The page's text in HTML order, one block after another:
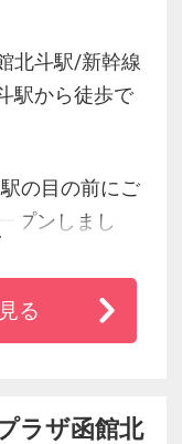
北斗駅/新幹線
駅から徒歩で
の目の前にご
プンしまし
客室でゆっく
る
ラザ函館北